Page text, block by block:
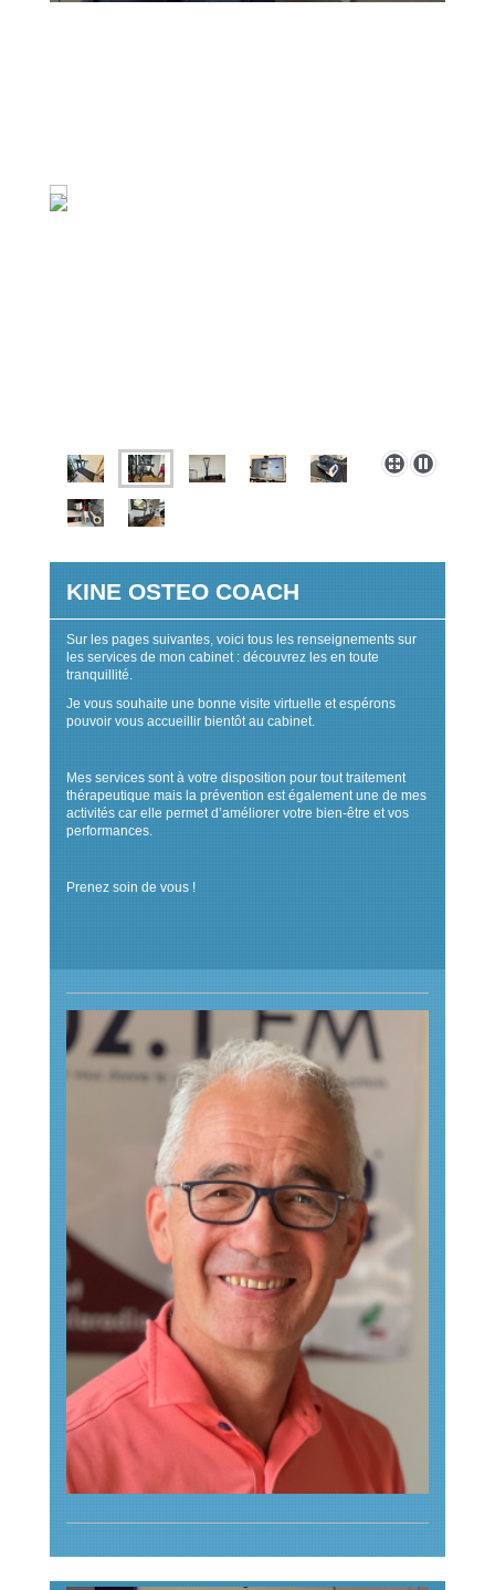
KINE OSTEO COACH
Sur les pages suivantes, voici tous les renseignements sur
les services de mon cabinet : découvrez les en toute
tranquillité.
Je vous souhaite une bonne visite virtuelle et espérons
pouvoir vous accueillir bientôt au cabinet.
Mes services sont à votre disposition pour tout traitement
thérapeutique mais la prévention est également une de mes
activités car elle permet d’améliorer votre bien-être et vos
performances.
Prenez soin de vous !